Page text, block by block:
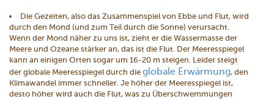
Die Gezeiten, also das Zusammenspiel von Ebbe und Flut, wird
durch den Mond (und zum Teil durch die Sonne) verursacht.
Wenn der Mond näher zu uns ist, zieht er die Wassermasse der
Meere und Ozeane stärker an, das ist die Flut. Der Meeresspiegel
kann an einigen Orten sogar um 16-20 m steigen. Leider steigt
der globale Meeresspiegel durch die globale Erwärmung, den
Klimawandel immer schneller. Je höher der Meeresspiegel ist,
desto höher wird auch die Flut, was zu Überschwemmungen